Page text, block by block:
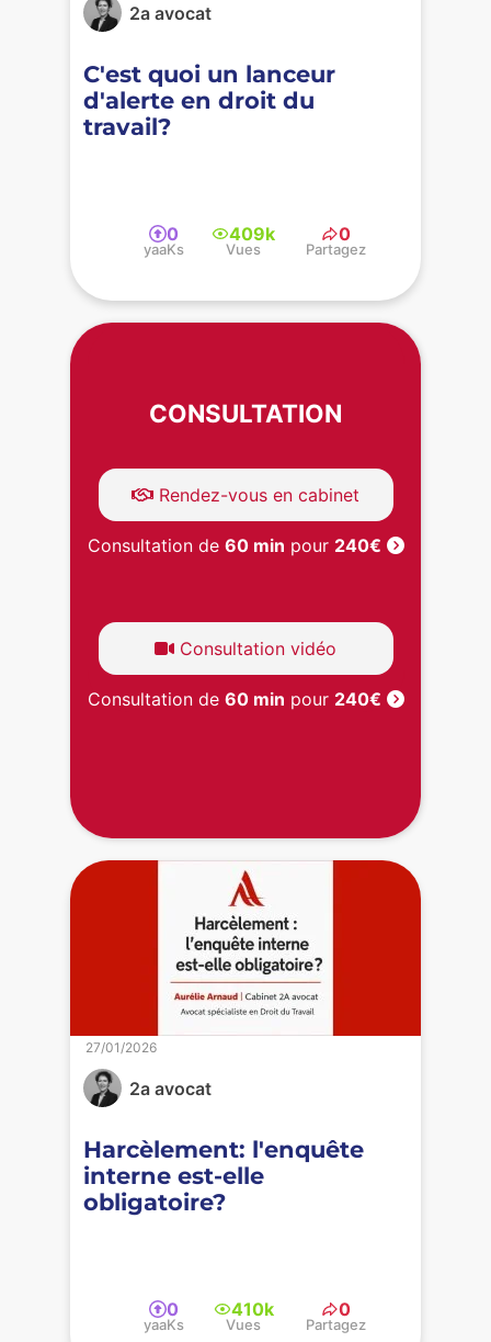
2a avocat
C'est quoi un lanceur
d'alerte en droit du
travail?
0
yaaKs
409k
Vues
0
Partagez
CONSULTATION
Rendez-vous en cabinet
Consultation de 60 min pour 240€
Consultation vidéo
Consultation de 60 min pour 240€
2a avocat
Harcèlement: l'enquête
interne est-elle
obligatoire?
27/01/2026
0
yaaKs
410k
Vues
0
Partagez